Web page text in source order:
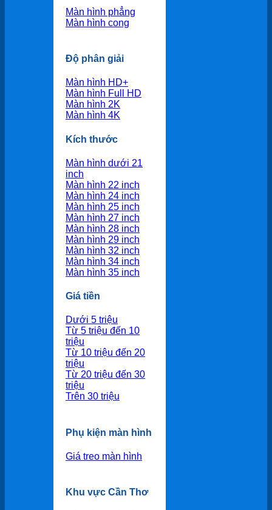
Màn hình phẳng
Màn hình cong
Độ phân giải
Màn hình HD+
Màn hình Full HD
Màn hình 2K
Màn hình 4K
Kích thước
Màn hình dưới 21
inch
Màn hình 22 inch
Màn hình 24 inch
Màn hình 25 inch
Màn hình 27 inch
Màn hình 28 inch
Màn hình 29 inch
Màn hình 32 inch
Màn hình 34 inch
Màn hình 35 inch
Giá tiền
Dưới 5 triệu
Từ 5 triệu đến 10
triệu
Từ 10 triệu đến 20
triệu
Từ 20 triệu đến 30
triệu
Trên 30 triệu
Phụ kiện màn hình
Giá treo màn hình
Khu vực Cần Thơ